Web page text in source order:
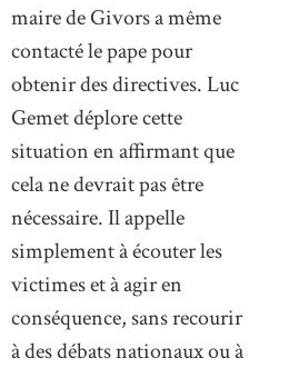
maire de Givors a même
contacté le pape pour
obtenir des directives. Luc
Gemet déplore cette
situation en affirmant que
cela ne devrait pas être
nécessaire. Il appelle
simplement à écouter les
victimes et à agir en
conséquence, sans recourir
à des débats nationaux ou à